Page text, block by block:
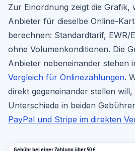
Zur Einordnung zeigt die Grafik,
Anbieter für dieselbe Online-
berechnen: Standardtarif, EWR/
ohne Volumenkonditionen. Die
Anbieter nebeneinander stehen
Vergleich für Onlinezahlungen.
direkt gegeneinander stellen will,
Unterschiede in beiden
PayPal und Stripe im direkten